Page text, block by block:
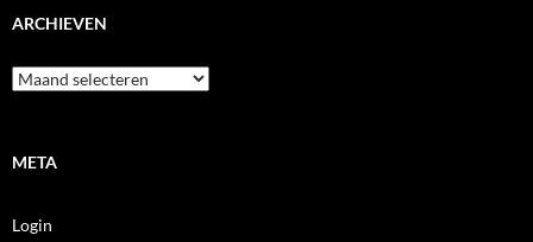
ARCHIEVEN
Archieven
META
Login